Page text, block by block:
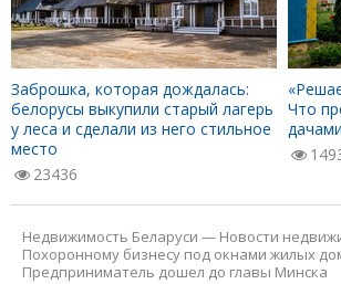
Заброшка, которая дождалась:
белорусы выкупили старый лагерь
у леса и сделали из него стильное
место
23436
Что
Недвижимость Беларуси — Новости
Похоронному бизнесу под окнами жилых
Предприниматель дошел до главы Минска